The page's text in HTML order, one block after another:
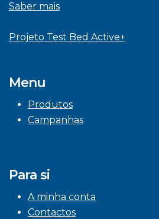
Saber mais
Projeto Test Bed Active+
Menu
Produtos
Campanhas
Para si
A minha conta
Contactos